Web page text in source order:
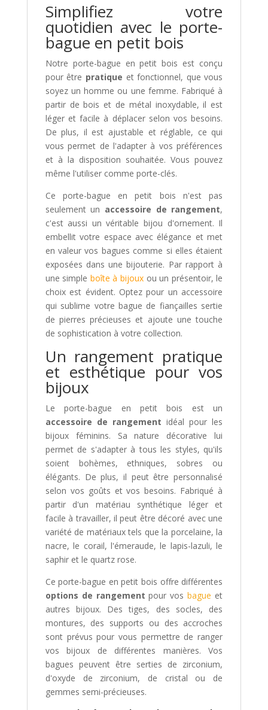
Simplifiez votre
quotidien avec le porte-
bague en petit bois
Notre porte-bague en petit bois est conçu
pour être pratique et fonctionnel, que vous
soyez un homme ou une femme. Fabriqué à
partir de bois et de métal inoxydable, il est
léger et facile à déplacer selon vos besoins.
De plus, il est ajustable et réglable, ce qui
vous permet de l'adapter à vos préférences
et à la disposition souhaitée. Vous pouvez
même l'utiliser comme porte-clés.
Ce porte-bague en petit bois n'est pas
seulement un accessoire de rangement,
c'est aussi un véritable bijou d'ornement. Il
embellit votre espace avec élégance et met
en valeur vos bagues comme si elles étaient
exposées dans une bijouterie. Par rapport à
une simple boîte à bijoux ou un présentoir, le
choix est évident. Optez pour un accessoire
qui sublime votre bague de fiançailles sertie
de pierres précieuses et ajoute une touche
de sophistication à votre collection.
Un rangement pratique
et esthétique pour vos
bijoux
Le porte-bague en petit bois est un
accessoire de rangement idéal pour les
bijoux féminins. Sa nature décorative lui
permet de s'adapter à tous les styles, qu'ils
soient bohèmes, ethniques, sobres ou
élégants. De plus, il peut être personnalisé
selon vos goûts et vos besoins. Fabriqué à
partir d'un matériau synthétique léger et
facile à travailler, il peut être décoré avec une
variété de matériaux tels que la porcelaine, la
nacre, le corail, l'émeraude, le lapis-lazuli, le
saphir et le quartz rose.
Ce porte-bague en petit bois offre différentes
options de rangement pour vosbague et
autres bijoux. Des tiges, des socles, des
montures, des supports ou des accroches
sont prévus pour vous permettre de ranger
vos bijoux de différentes manières. Vos
bagues peuvent être serties de zirconium,
d'oxyde de zirconium, de cristal ou de
gemmes semi-précieuses.